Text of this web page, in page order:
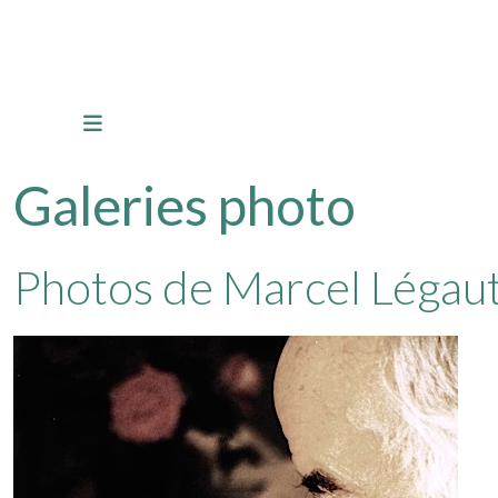
Galeries photo
Photos de Marcel